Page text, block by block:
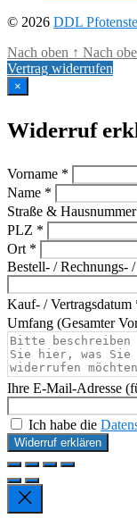
© 2026 DDL
Nach oben ↑ Nach
Vertrag widerrufen
×
Widerruf
Vorname *
Name *
Straße &
PLZ *
Ort *
Bestell- / Rechnungs-
Kauf- / Vertragsdatum
Umfang (Gesamter
Ihre E-Mail-Adresse
Ich habe die
Widerruf erklären